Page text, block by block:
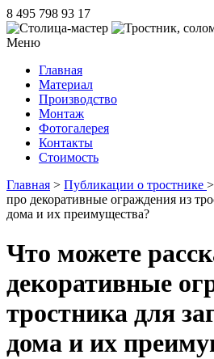
8 495 798 93 17
Меню
Главная
Материал
Производство
Монтаж
Фотогалерея
Контакты
Стоимость
Главная > Публикации о тростнике
про декоративные ограждения из
дома и их преимущества?
Что можете
декоративные
тростника для
дома и их